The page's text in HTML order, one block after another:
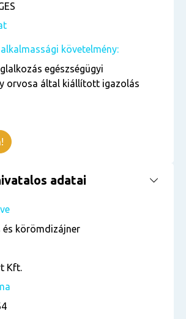
követelmény:
egészségügyi
orvosa által kiállított igazolás
adatai
és körömdizájner
Kft.